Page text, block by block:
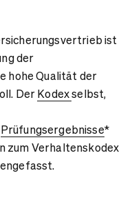
ist
der
hohe Qualität der
DerKodexselbst,
Prüfungsergebnisse*
zum Verhaltenskodex